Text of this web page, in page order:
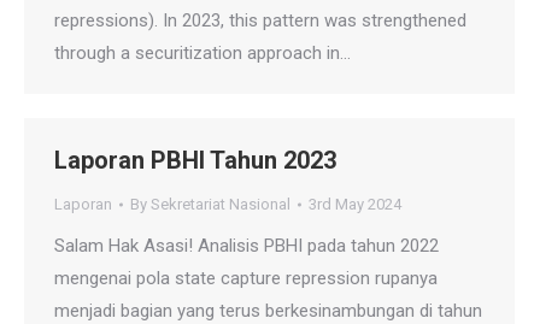
repressions). In 2023, this pattern was strengthened
through a securitization approach in…
Laporan PBHI Tahun 2023
Laporan By Sekretariat Nasional 3rd May 2024
Salam Hak Asasi! Analisis PBHI pada tahun 2022
mengenai pola state capture repression rupanya
menjadi bagian yang terus berkesinambungan di tahun